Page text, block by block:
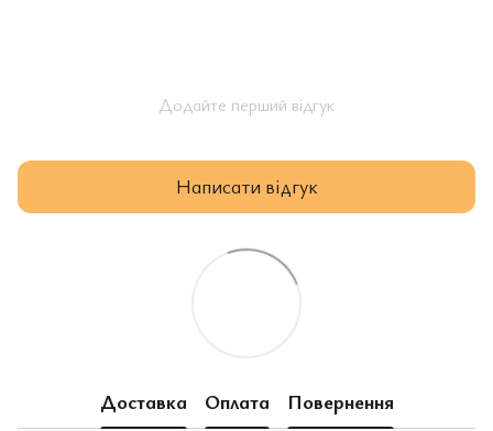
Додайте перший відгук
Написати відгук
Доставка Оплата Повернення